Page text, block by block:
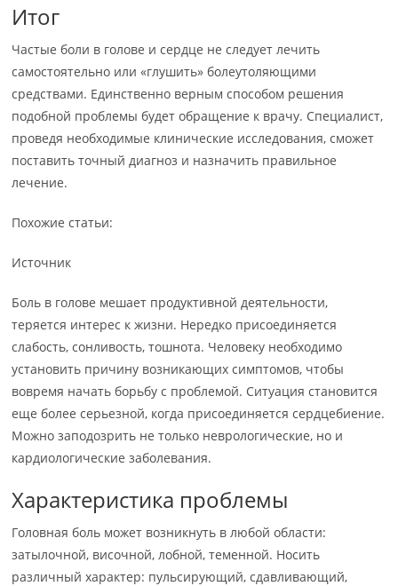
Итог
Частые боли в голове и сердце не следует лечить
самостоятельно или «глушить» болеутоляющими
средствами. Единственно верным способом решения
подобной проблемы будет обращение к врачу. Специалист,
проведя необходимые клинические исследования, сможет
поставить точный диагноз и назначить правильное
лечение.
Похожие статьи:
Источник
Боль в голове мешает продуктивной деятельности,
теряется интерес к жизни. Нередко присоединяется
слабость, сонливость, тошнота. Человеку необходимо
установить причину возникающих симптомов, чтобы
вовремя начать борьбу с проблемой. Ситуация становится
еще более серьезной, когда присоединяется сердцебиение.
Можно заподозрить не только неврологические, но и
кардиологические заболевания.
Характеристика проблемы
Головная боль может возникнуть в любой области:
затылочной, височной, лобной, теменной. Носить
различный характер: пульсирующий, сдавливающий,